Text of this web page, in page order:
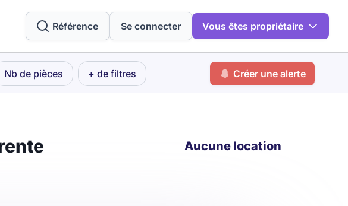
Référence Se connecter Vous êtes propriétaire
Nb de pièces + de filtres Créer une alerte
Aucune location